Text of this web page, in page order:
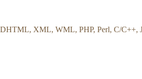
XML, WML, PHP, Perl, C/C++,